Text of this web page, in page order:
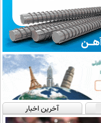
آخرین اخبار